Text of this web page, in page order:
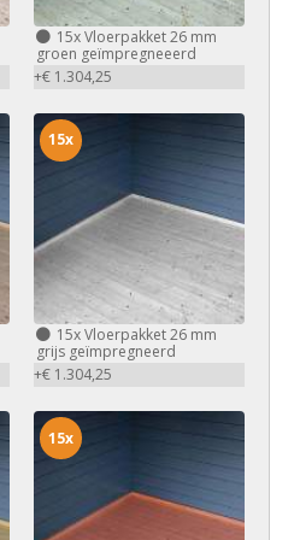
15xVloerpakket 26 mm
groen geïmpregneeerd
+€ 1.304,25
15xVloerpakket 26 mm
grijs geïmpregneerd
+€ 1.304,25
15x
15x